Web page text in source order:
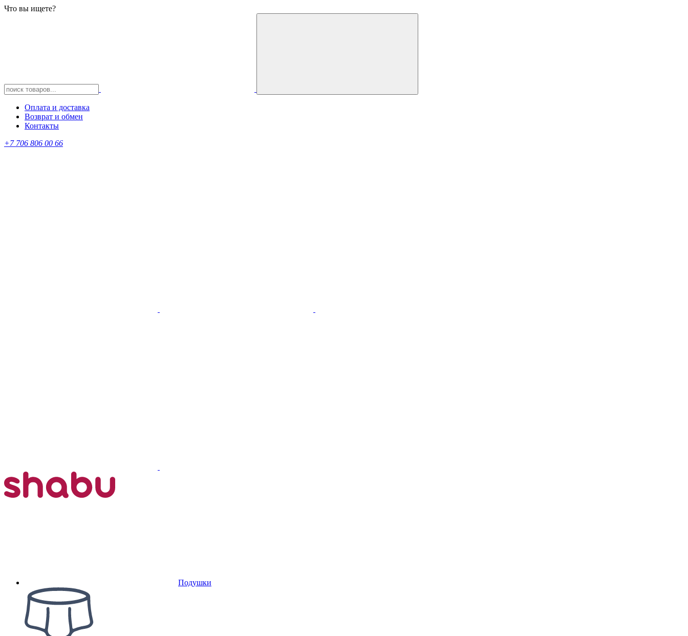
Что вы ищете?
Оплата и доставка
Возврат и обмен
Контакты
+7 706 806 00 66
Подушки